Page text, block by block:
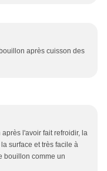
après cuisson des
l'avoir fait refroidir, la
surface et très facile à
bouillon comme un